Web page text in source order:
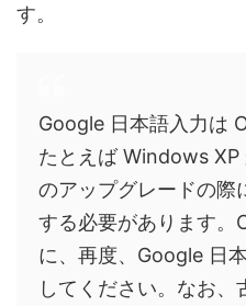
す。
Google 日本語入力は
たとえば Windows
のアップグレードの際
する必要があります。
に、再度、Google 日
してください。なお、